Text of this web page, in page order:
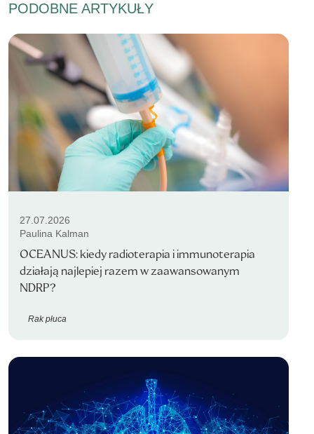
PODOBNE ARTYKUŁY
27.07.2026
Paulina Kalman
OCEANUS: kiedy radioterapia i immunoterapia
działają najlepiej razem w zaawansowanym
NDRP?
Rak płuca